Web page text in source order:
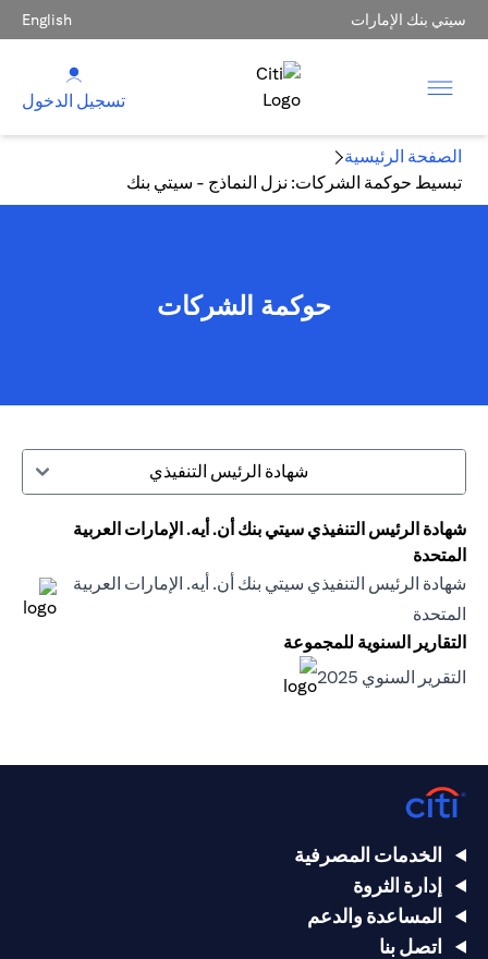
سيتي بنك الإمارات English
تسجيل الدخول
الصفحة الرئيسية
تبسيط حوكمة الشركات: نزل النماذج - سيتي بنك
حوكمة الشركات
شهادة الرئيس التنفيذي
شهادة الرئيس التنفيذي سيتي بنك أن. أيه. الإمارات العربية
المتحدة
شهادة الرئيس التنفيذي سيتي بنك أن. أيه. الإمارات العربية
المتحدة
التقارير السنوية للمجموعة
التقرير السنوي 2025
(opens in a new tab)
الخدمات المصرفية
إدارة الثروة
المساعدة والدعم
اتصل بنا